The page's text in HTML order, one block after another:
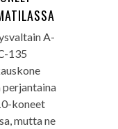
A-
135
perjantaina
koneet
mutta ne